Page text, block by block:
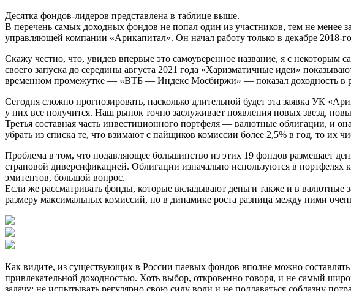
Десятка фондов-лидеров представлена в таблице выше.
В перечень самых доходных фондов не попал один из участников, тем не
управляющей компании «Арикапитал». Он начал работу только в декабре 2018-
Скажу честно, что, увидев впервые это самоуверенное название, я с некоторым
своего запуска до середины августа 2021 года «Харизматичные идеи»
временном промежутке — «ВТБ — Индекс Мосбиржи» — показал доходность в
Сегодня сложно прогнозировать, насколько длительной будет эта заявка УК
у них все получится. Наш рынок точно заслуживает появления новых звезд,
Третья составная часть инвестиционного портфеля — валютные облигации, и
убрать из списка те, что взимают с пайщиков комиссии более 2,5% в год, то их
Проблема в том, что подавляющее большинство из этих 19 фондов размещает
страновой диверсификацией. Облигации изначально используются в
эмитентов, большой вопрос.
Если же рассматривать фонды, которые вкладывают деньги также и в
размеру максимальных комиссий, но в динамике роста разница между ними
Как видите, из существующих в России паевых фондов вполне можно
привлекательной доходностью. Хоть выбор, откровенно говоря, и не самый
задачу: не испытывать регулярно свою силу воли и не поддаваться соблазну